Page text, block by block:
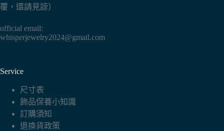
覆，還請見諒）
official email:
whisperjewelry2024@gmail.com
Service
尺寸表
飾品保養小知識
訂購須知
退換貨政策